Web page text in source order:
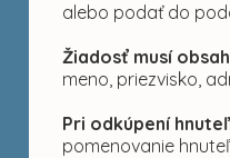
alebo podať do
Žiadosť musí
meno, priezvisko,
Pri odkúpení
pomenovanie